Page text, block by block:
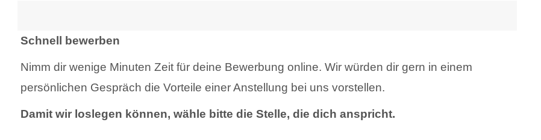
Schnell bewerben
Nimm dir wenige Minuten Zeit für deine Bewerbung online. Wir würden dir gern in einem
persönlichen Gespräch die Vorteile einer Anstellung bei uns vorstellen.
Damit wir loslegen können, wähle bitte die Stelle, die dich anspricht.